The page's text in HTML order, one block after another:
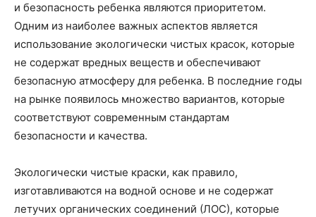
и безопасность ребенка являются приоритетом.
Одним из наиболее важных аспектов является
использование экологически чистых красок, которые
не содержат вредных веществ и обеспечивают
безопасную атмосферу для ребенка. В последние годы
на рынке появилось множество вариантов, которые
соответствуют современным стандартам
безопасности и качества.
Экологически чистые краски, как правило,
изготавливаются на водной основе и не содержат
летучих органических соединений (ЛОС), которые